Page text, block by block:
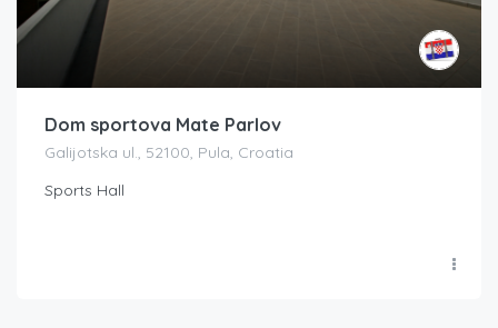
Dom sportova Mate Parlov
Galijotska ul., 52100, Pula, Croatia
Sports Hall